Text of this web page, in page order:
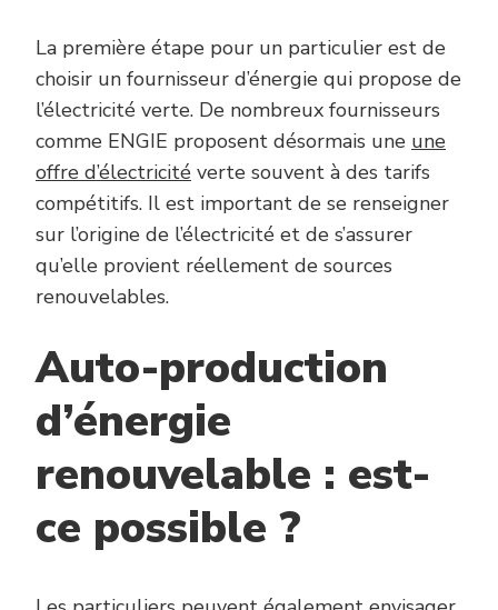
La première étape pour un particulier est de
choisir un fournisseur d’énergie qui propose de
l’électricité verte. De nombreux fournisseurs
comme ENGIE proposent désormais une une
offre d’électricité verte souvent à des tarifs
compétitifs. Il est important de se renseigner
sur l’origine de l’électricité et de s’assurer
qu’elle provient réellement de sources
renouvelables.
Auto-production
d’énergie
renouvelable : est-
ce possible ?